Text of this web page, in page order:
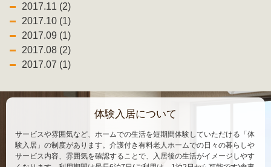
2017.11 (2)
2017.10 (1)
2017.09 (1)
2017.08 (2)
2017.07 (1)
体験入居について
サービスや雰囲気など、ホームでの生活を短期間体験していただける「体
験入居」の制度があります。介護付き有料老人ホームでの日々の暮らしや
サービス内容、雰囲気を確認することで、入居後の生活がイメージしやす